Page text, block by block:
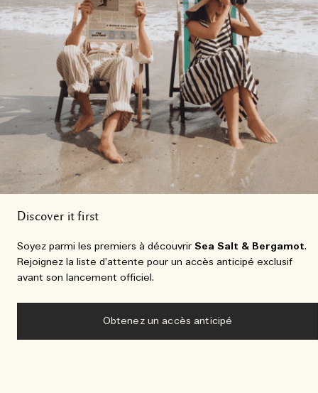
Discover it first
Soyez parmi les premiers à découvrir Sea Salt & Bergamot.
Rejoignez la liste d’attente pour un accès anticipé exclusif
avant son lancement officiel.
Obtenez un accès anticipé